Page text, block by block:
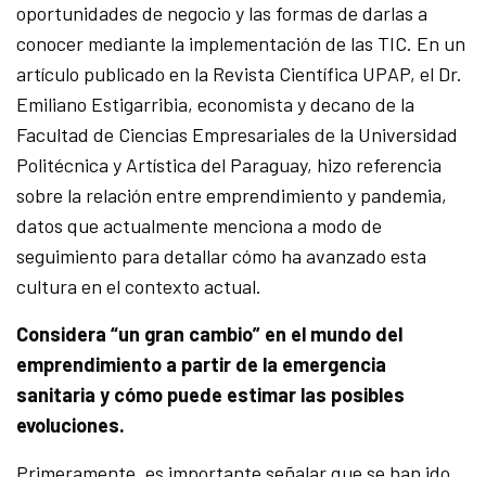
oportunidades de negocio y las formas de darlas a
conocer mediante la implementación de las TIC. En un
artículo publicado en la Revista Científica UPAP, el Dr.
Emiliano Estigarribia, economista y decano de la
Facultad de Ciencias Empresariales de la Universidad
Politécnica y Artística del Paraguay, hizo referencia
sobre la relación entre emprendimiento y pandemia,
datos que actualmente menciona a modo de
seguimiento para detallar cómo ha avanzado esta
cultura en el contexto actual.
Considera “un gran cambio” en el mundo del
emprendimiento a partir de la emergencia
sanitaria y cómo puede estimar las posibles
evoluciones.